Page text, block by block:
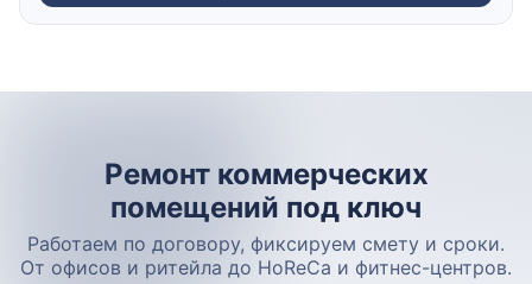
Ремонт коммерческих
помещений под ключ
Работаем по договору, фиксируем смету и сроки.
От офисов и ритейла до HoReCa и фитнес-центров.